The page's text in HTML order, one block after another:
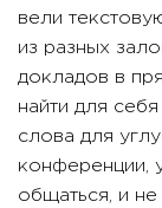
вели
из разных
докладов в
найти для
слова для
конференции,
общаться, и